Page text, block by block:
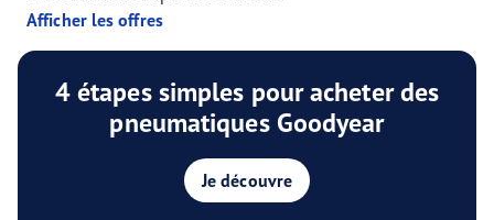
Afficher les offres
4 étapes simples pour acheter des
pneumatiques Goodyear
Je découvre